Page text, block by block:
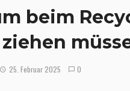
beim
25. Februar 2025 0